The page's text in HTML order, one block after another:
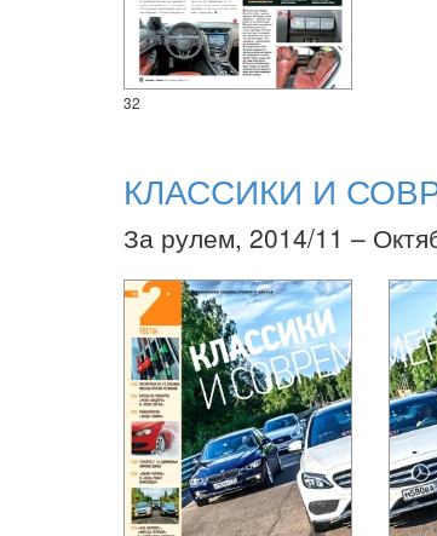
32
КЛАССИКИ И
За рулем, 2014/11 –